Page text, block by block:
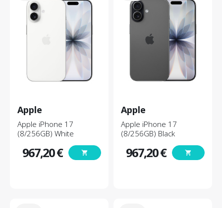
Apple
Apple iPhone 17
(8/256GB) White
Τιμή
967,20 € shopping_cart
Apple
Apple iPhone 17
(8/256GB) Black
Τιμή
967,20 € shopping_cart